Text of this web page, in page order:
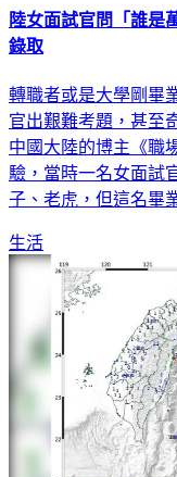
陸女面試官問「誰
錄取
轉職者或是大學剛畢
官出艱難考題，甚至
中國大陸的博主《職
驗，當時一名女面試
子、老虎，但這名畢
生活